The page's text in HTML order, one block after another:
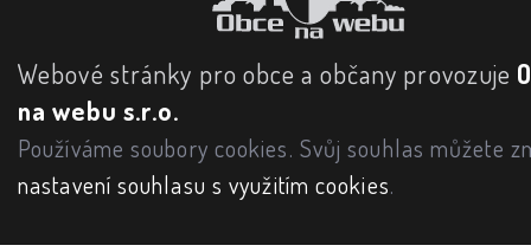
Webové stránky pro obce a občany provozuje
na webu s.r.o.
Používáme soubory cookies. Svůj souhlas můžete
nastavení souhlasu s využitím cookies.